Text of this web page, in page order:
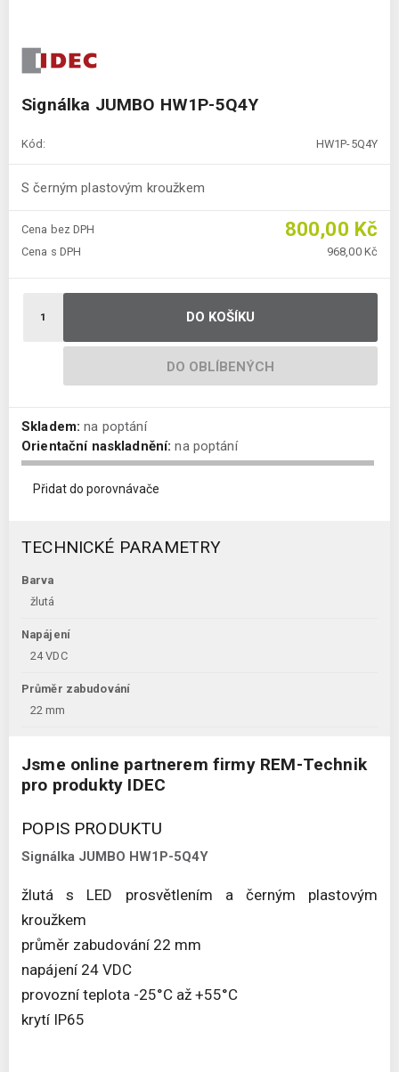
Signálka JUMBO HW1P-5Q4Y
Kód: HW1P-5Q4Y
S černým plastovým kroužkem
Cena bez DPH 800,00 Kč
Cena s DPH 968,00 Kč
DO KOŠÍKU
DO OBLÍBENÝCH
Skladem: na poptání
Orientační naskladnění: na poptání
Přidat do porovnávače
TECHNICKÉ PARAMETRY
Barva
žlutá
Napájení
24 VDC
Průměr zabudování
22 mm
Jsme online partnerem firmy REM-Technik
pro produkty IDEC
POPIS PRODUKTU
Signálka JUMBO HW1P-5Q4Y
žlutá s LED prosvětlením a černým plastovým
kroužkem
průměr zabudování 22 mm
napájení 24 VDC
provozní teplota -25°C až +55°C
krytí IP65